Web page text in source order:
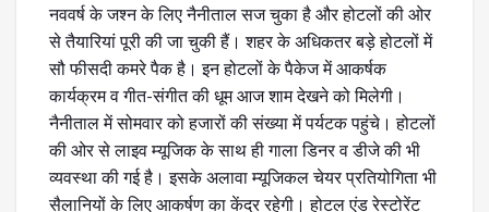
नववर्ष के जश्न के लिए नैनीताल सज चुका है और होटलों की ओर
से तैयारियां पूरी की जा चुकी हैं। शहर के अधिकतर बड़े होटलों में
सौ फीसदी कमरे पैक है। इन होटलों के पैकेज में आकर्षक
कार्यक्रम व गीत-संगीत की धूम आज शाम देखने को मिलेगी।
नैनीताल में सोमवार को हजारों की संख्या में पर्यटक पहुंचे। होटलों
की ओर से लाइव म्यूजिक के साथ ही गाला डिनर व डीजे की भी
व्यवस्था की गई है। इसके अलावा म्यूजिकल चेयर प्रतियोगिता भी
सैलानियों के लिए आकर्षण का केंद्र रहेगी। होटल एंड रेस्टोरेंट